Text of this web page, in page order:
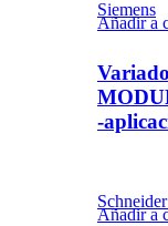
Siemens
Añadir a
-
Añadir a